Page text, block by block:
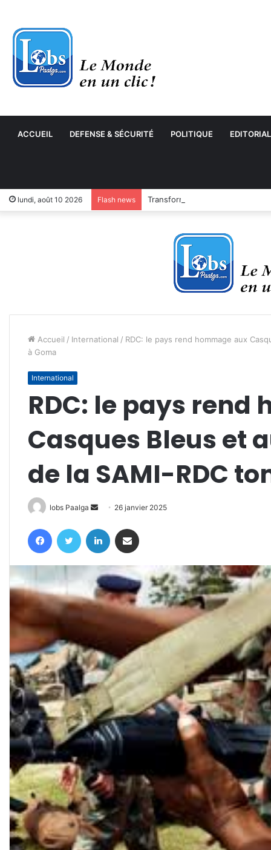
ACCUEIL DEFENSE & SÉCURITÉ POLITIQUE EDITORIAL
lundi, août 10 2026 Flash news Transformation numérique : le
Accueil / International / RDC: le pays rend hommage aux
à Goma
International
RDC: le pays rend
Casques Bleus et
de la SAMI-RDC
lobs Paalga
Envoyer
courriel
26 janvier 2025
FacebookTwitter Linkedin